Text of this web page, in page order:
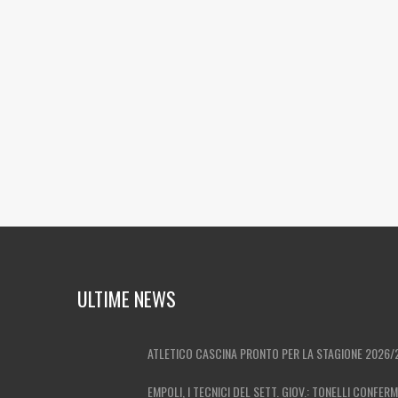
ULTIME NEWS
ATLETICO CASCINA PRONTO PER LA STAGIONE
EMPOLI, I TECNICI DEL SETT. GIOV.: TONELLI